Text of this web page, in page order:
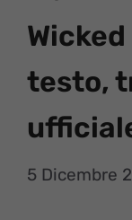
testo,
5 Dicembre